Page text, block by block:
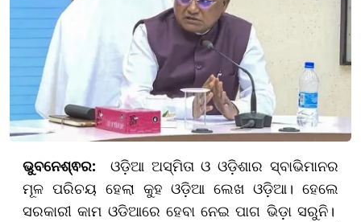
ଭୁବନେଶ୍ଵର: ଓଡ଼ିଆ ଅସ୍ମିତା ଓ ଓଡ଼ିଶାର ସ୍ବାଭିମାନର
ମୂଳ ପରିଚୟ ହେଲା କୁହ ଓଡ଼ିଆ ଲେଖ ଓଡ଼ିଆ। ହେଲେ
ସରକାରୀ କାମ ଓଡିଆରେ ହେବା ନେଇ ପାଗ ଭିଡ଼ା ସରୁନି।